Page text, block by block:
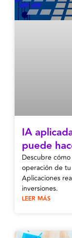
IA
puede
Descubre
operación de
Aplicaciones
inversiones.
LEER MÁS